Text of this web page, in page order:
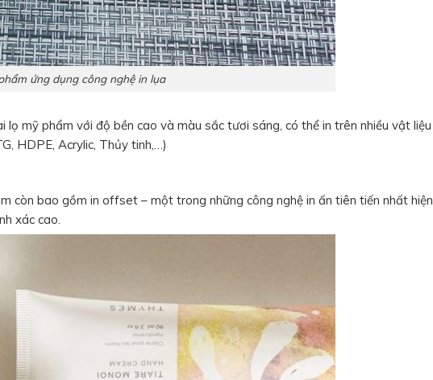
ứng dụng công nghệ in lụa
lọ mỹ phẩm với độ bền cao và màu sắc tươi sáng, có thể in trên nhiều vật liệu
HDPE, Acrylic, Thủy tinh,…)
còn bao gồm in offset – một trong những công nghệ in ấn tiên tiến nhất hiện
xác cao.